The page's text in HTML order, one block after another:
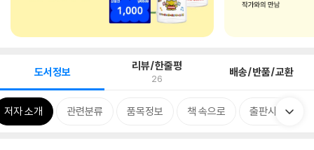
도서정보 리뷰/한줄평
26 배송/반품/교환
저자 소개 관련분류 품목정보 책 속으로 출판사 리뷰